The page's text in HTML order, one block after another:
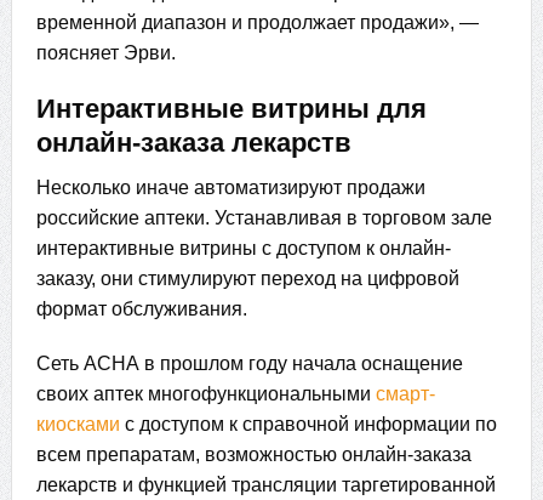
временной диапазон и продолжает продажи», —
поясняет Эрви.
Интерактивные витрины для
онлайн-заказа лекарств
Несколько иначе автоматизируют продажи
российские аптеки. Устанавливая в торговом зале
интерактивные витрины с доступом к онлайн-
заказу, они стимулируют переход на цифровой
формат обслуживания.
Сеть АСНА в прошлом году начала оснащение
своих аптек многофункциональными смарт-
киосками с доступом к справочной информации по
всем препаратам, возможностью онлайн-заказа
лекарств и функцией трансляции таргетированной